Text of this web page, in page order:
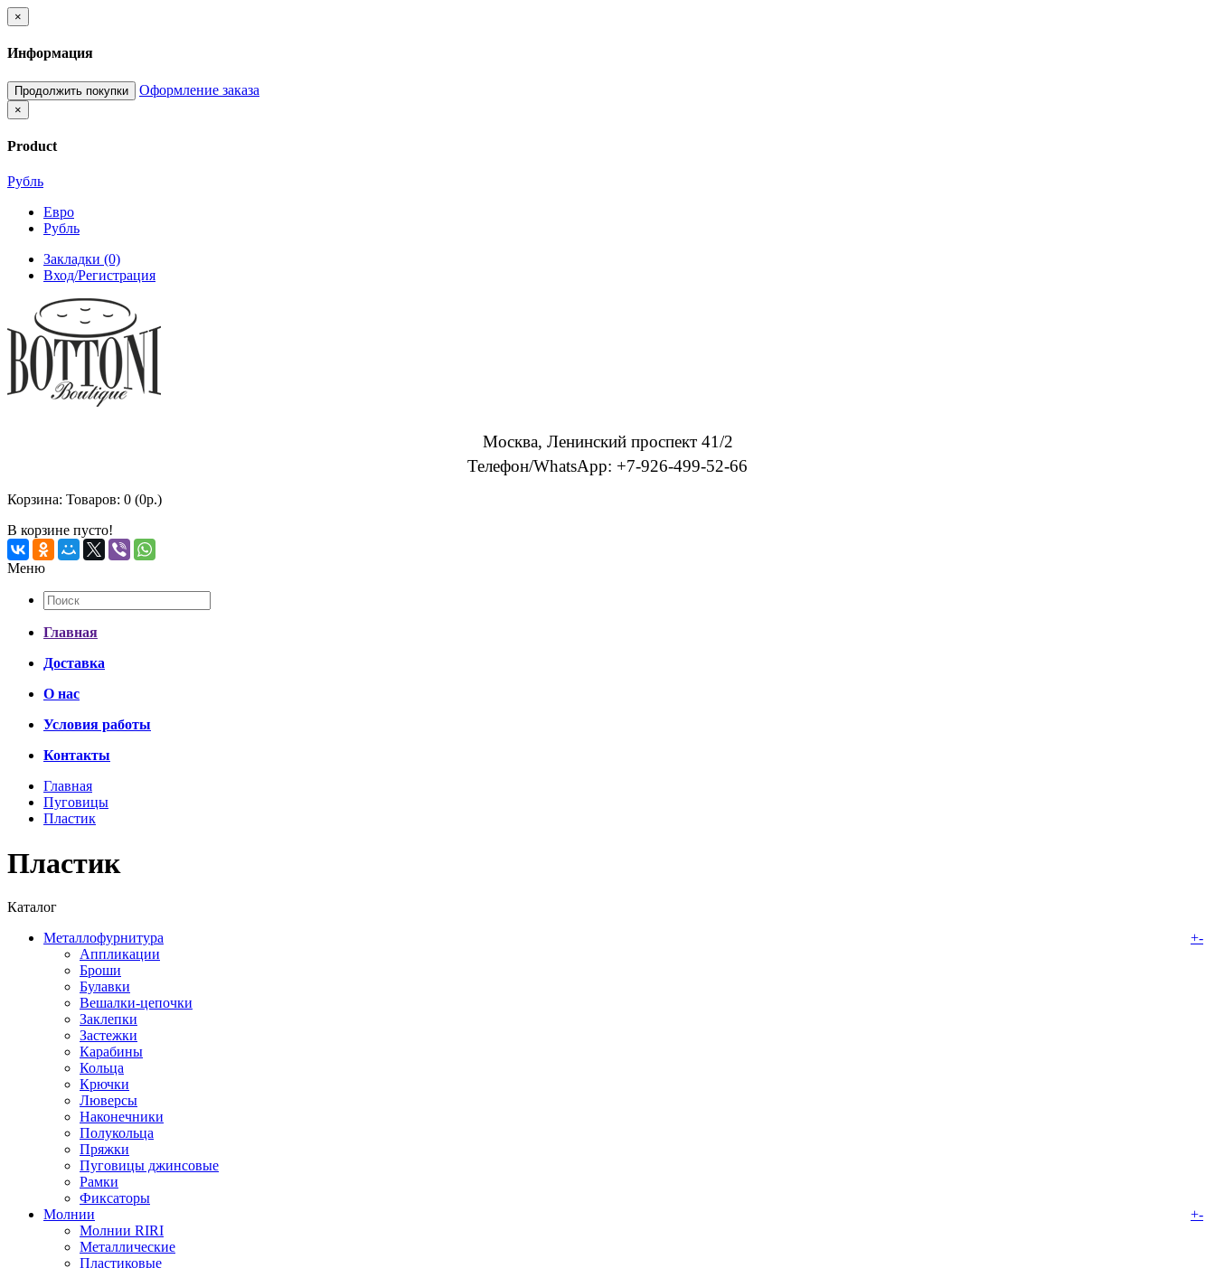
×
Информация
Продолжить покупки Оформление заказа
×
Product
Рубль
Евро
Рубль
Закладки (0)
Вход/Регистрация
Москва, Ленинский проспект 41/2
Телефон/WhatsApp: +7-926-499-52-66
Корзина: Товаров: 0 (0р.)
В корзине пусто!
Меню
Главная
Доставка
О нас
Условия работы
Контакты
Главная
Пуговицы
Пластик
Пластик
Каталог
Металлофурнитура
+-
Аппликации
Броши
Булавки
Вешалки-цепочки
Заклепки
Застежки
Карабины
Кольца
Крючки
Люверсы
Наконечники
Полукольца
Пряжки
Пуговицы джинсовые
Рамки
Фиксаторы
Молнии
+-
Молнии RIRI
Металлические
Пластиковые